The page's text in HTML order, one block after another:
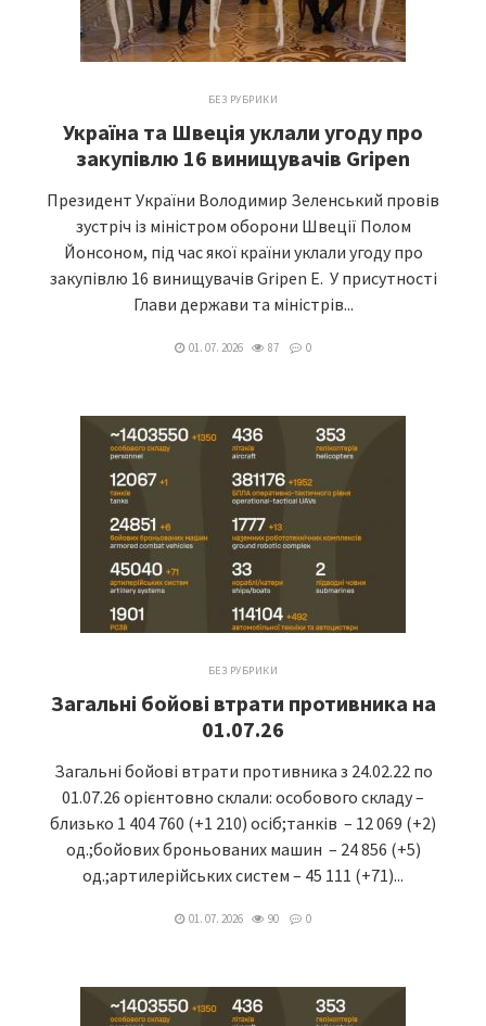
БЕЗ РУБРИКИ
Україна та Швеція уклали угоду про
закупівлю 16 винищувачів Gripen
Президент України Володимир Зеленський провів
зустріч із міністром оборони Швеції Полом
Йонсоном, під час якої країни уклали угоду про
закупівлю 16 винищувачів Gripen E. У присутності
Глави держави та міністрів...
01. 07. 2026 87 0
БЕЗ РУБРИКИ
Загальні бойові втрати противника на
01.07.26
Загальні бойові втрати противника з 24.02.22 по
01.07.26 орієнтовно склали: особового складу –
близько 1 404 760 (+1 210) осіб;танків – 12 069 (+2)
од.;бойових броньованих машин – 24 856 (+5)
од.;артилерійських систем – 45 111 (+71)...
01. 07. 2026 90 0